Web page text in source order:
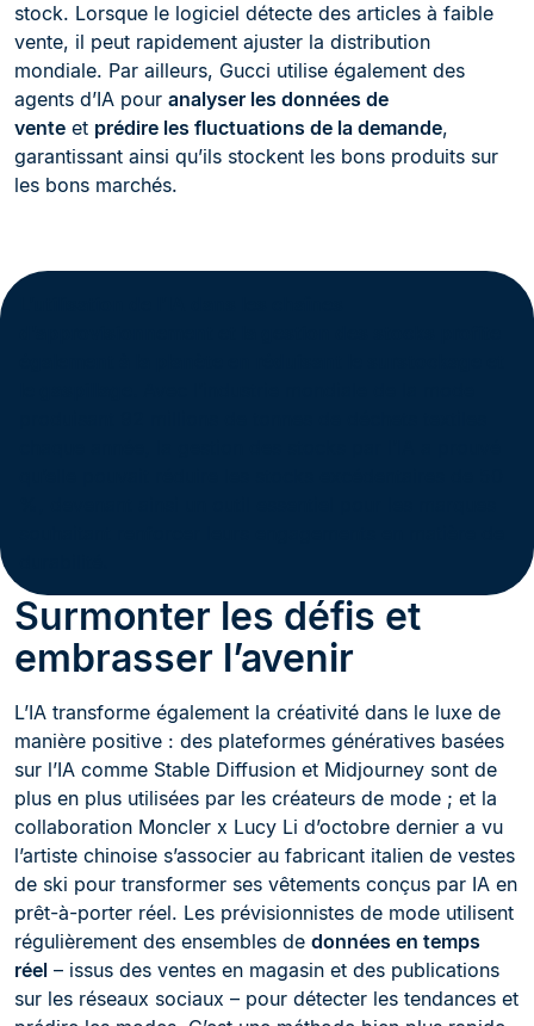
stock. Lorsque le logiciel détecte des articles à faible
vente, il peut rapidement ajuster la distribution
mondiale. Par ailleurs, Gucci utilise également des
agents d’IA pour analyser les données de
vente et prédire les fluctuations de la demande,
garantissant ainsi qu’ils stockent les bons produits sur
les bons marchés.
Surmonter les défis et
embrasser l’avenir
L’IA transforme également la créativité dans le luxe de
manière positive : des plateformes génératives basées
sur l’IA comme Stable Diffusion et Midjourney sont de
plus en plus utilisées par les créateurs de mode ; et la
collaboration Moncler x Lucy Li d’octobre dernier a vu
l’artiste chinoise s’associer au fabricant italien de vestes
de ski pour transformer ses vêtements conçus par IA en
prêt-à-porter réel. Les prévisionnistes de mode utilisent
régulièrement des ensembles de données en temps
réel – issus des ventes en magasin et des publications
sur les réseaux sociaux – pour détecter les tendances et